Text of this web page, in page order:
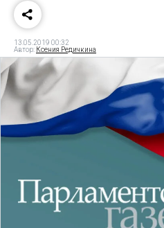
13.05.2019 00:32
Автор: Ксения Редичкина